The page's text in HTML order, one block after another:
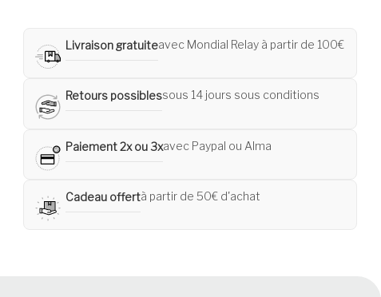
Livraison gratuiteavec Mondial Relay à partir de 100€
Retours possiblessous 14 jours sous conditions
Paiement 2x ou 3xavec Paypal ou Alma
Cadeau offertà partir de 50€ d'achat